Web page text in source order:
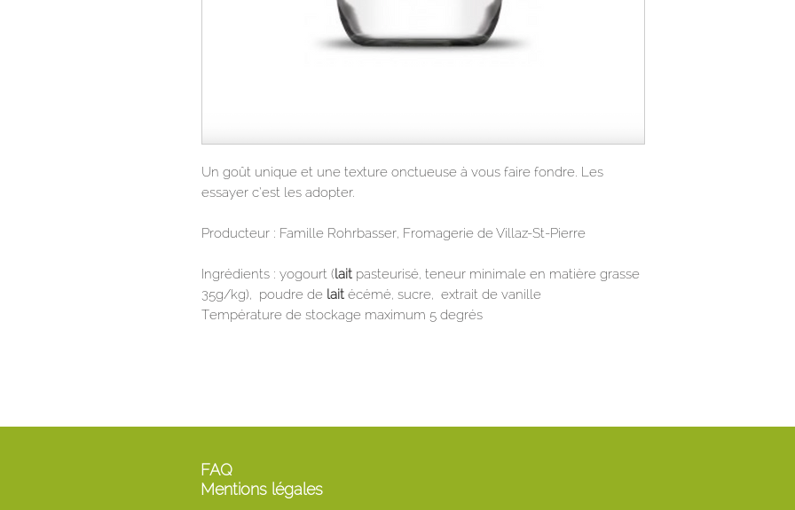
Un goût unique et une texture onctueuse à vous faire fondre. Les
essayer c’est les adopter.
Producteur : Famille Rohrbasser, Fromagerie de Villaz-St-Pierre
Ingrédients : yogourt (lait pasteurisé, teneur minimale en matière grasse
35g/kg), poudre de lait écémé, sucre, extrait de vanille
Température de stockage maximum 5 degrés
FAQ
Mentions légales